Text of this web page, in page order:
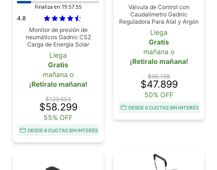
Finaliza en:19:57:53
4.8
Monitor de presión de
neumáticos Gadnic CS2
Carga de Energía Solar
Llega
Gratis
mañana o
¡Retiralo mañana!
$129.553
$58.299
55% OFF
DESDE 6 CUOTAS SIN INTERÉS
Válvula de Control con
Caudalímetro Gadnic
Reguladora Para Atal y Argón
Llega
Gratis
mañana o
¡Retiralo mañana!
$95.798
$47.899
50% OFF
DESDE 6 CUOTAS SIN INTERÉS